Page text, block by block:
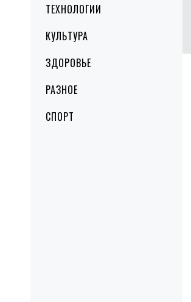
ТЕХНОЛОГИИ
КУЛЬТУРА
ЗДОРОВЬЕ
РАЗНОЕ
СПОРТ